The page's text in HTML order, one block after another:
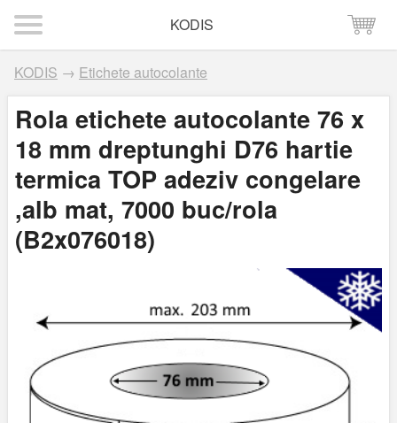
KODIS
KODIS → Etichete autocolante
Rola etichete autocolante 76 x
18 mm dreptunghi D76 hartie
termica TOP adeziv congelare
,alb mat, 7000 buc/rola
(B2x076018)